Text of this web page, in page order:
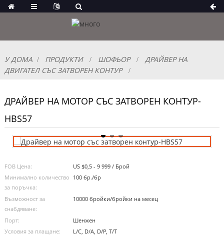
У ДОМА ПРОДУКТИ ШОФЬОР
ДРАЙВЕР НА
ДВИГАТЕЛ СЪС ЗАТВОРЕН КОНТУР
ДРАЙВЕР НА МОТОР СЪС ЗАТВОРЕН КОНТУР-
HBS57
FOB Цена:
US $0,5 - 9 999 / Брой
Минимално количество
за поръчка:
100 бр./бр
Възможност за
снабдяване:
10000 бройки/бройки на месец
Порт:
Шенжен
Условия за плащане:
L/C, D/A, D/P, T/T